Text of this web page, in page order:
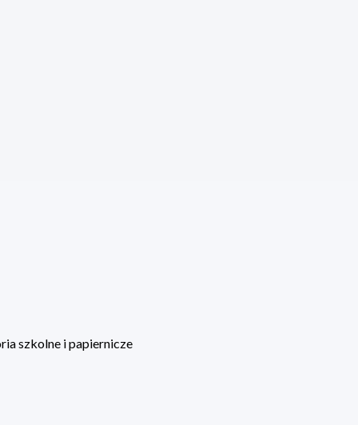
szkolne i papiernicze